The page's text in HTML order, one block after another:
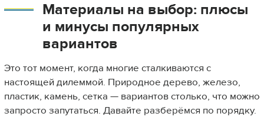
Материалы на выбор: плюсы
и минусы популярных
вариантов
Это тот момент, когда многие сталкиваются с
настоящей дилеммой. Природное дерево, железо,
пластик, камень, сетка — вариантов столько, что можно
запросто запутаться. Давайте разберёмся по порядку.